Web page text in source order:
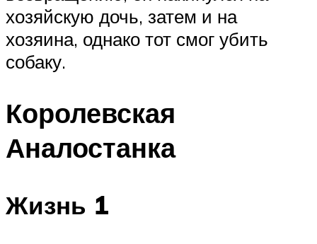
хозяйскую дочь, затем и на
хозяина, однако тот смог убить
собаку.
Королевская
Аналостанка
Жизнь 1